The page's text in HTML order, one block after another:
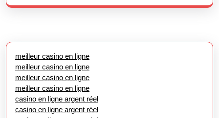
meilleur casino en ligne
meilleur casino en ligne
meilleur casino en ligne
meilleur casino en ligne
casino en ligne argent réel
casino en ligne argent réel